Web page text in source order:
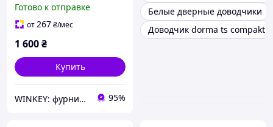
Готово к отправке
от267₴/мес
1 600₴
Купить
WINKEY: фурнитура для окон и дверей 95%
Белые дверные доводчики
Доводчик dorma ts compakt